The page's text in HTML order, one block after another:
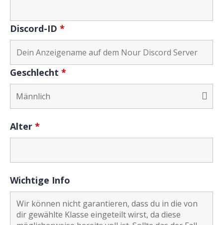
Discord-ID *
Geschlecht *
Alter *
Wichtige Info